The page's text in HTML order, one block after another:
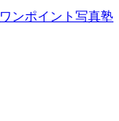
ワンポイント写真塾